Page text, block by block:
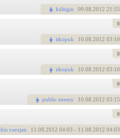
kültigin 09 .08.2012 21:55
itkopuk 10 .08.2012 03:10
0
itkopuk 10 .08.2012 03:10
0
public enemy 10 .08.2012 03:15
0
varujan 11 .08.2012 04:03 - 11.08.2012 04:03
0